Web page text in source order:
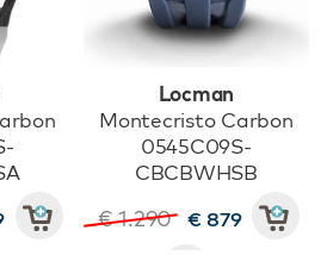
Locman
Montecristo Carbon
0545C09S-
CBCBWHSB
€ 1.290 € 879